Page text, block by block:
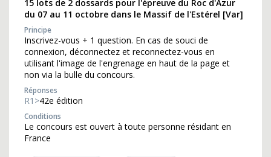
15 lots de 2 dossards pour l'épreuve du Roc d'Azur
du 07 au 11 octobre dans le Massif de l'Estérel [Var]
Principe
Inscrivez-vous + 1 question. En cas de souci de
connexion, déconnectez et reconnectez-vous en
utilisant l'image de l'engrenage en haut de la page et
non via la bulle du concours.
Réponses
R1>42e édition
Conditions
Le concours est ouvert à toute personne résidant en
France